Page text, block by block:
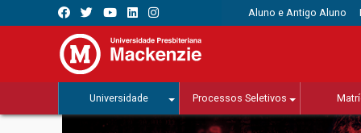
Aluno e Antigo Aluno
Universidade Processos Seletivos